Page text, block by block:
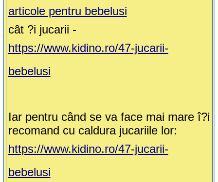
articole pentru bebelusi
cât ?i jucarii -
https://www.kidino.ro/47-jucarii-
bebelusi
Iar pentru când se va face mai mare î?i
recomand cu caldura jucariile lor:
https://www.kidino.ro/47-jucarii-
bebelusi